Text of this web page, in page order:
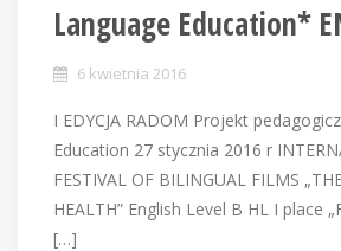
Language Education*
6 kwietnia 2016
I EDYCJA RADOM Projekt
Education 27 stycznia 2016 r
FESTIVAL OF BILINGUAL FILMS
HEALTH” English Level B HL I place
[…]